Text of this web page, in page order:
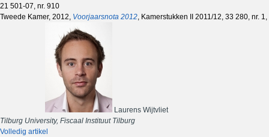
21 501-07, nr. 910
Tweede Kamer, 2012, Voorjaarsnota 2012, Kamerstukken II 2011/12, 33 280, nr. 1,
Laurens Wijtvliet
Tilburg University, Fiscaal Instituut Tilburg
Volledig artikel